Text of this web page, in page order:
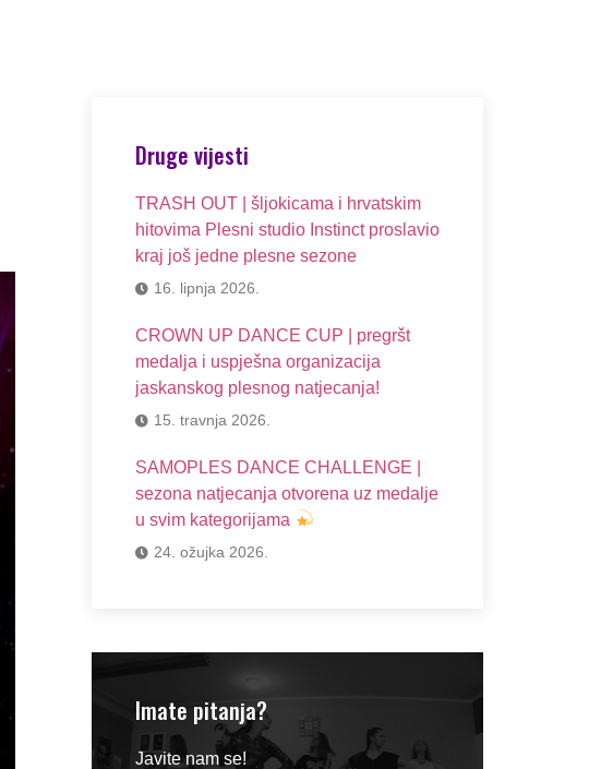
Druge vijesti
TRASH OUT | šljokicama i hrvatskim
hitovima Plesni studio Instinct proslavio
kraj još jedne plesne sezone
16. lipnja 2026.
CROWN UP DANCE CUP | pregršt
medalja i uspješna organizacija
jaskanskog plesnog natjecanja!
15. travnja 2026.
SAMOPLES DANCE CHALLENGE |
sezona natjecanja otvorena uz medalje
u svim kategorijama
24. ožujka 2026.
Imate pitanja?
Javite nam se!